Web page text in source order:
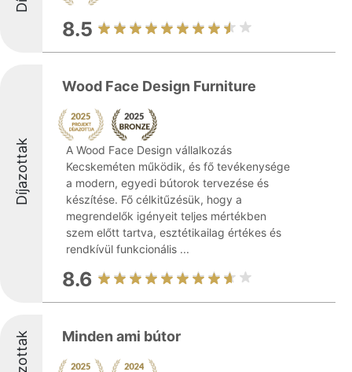
8.5
Díjazottak
Wood Face Design Furniture
A Wood Face Design vállalkozás
Kecskeméten működik, és fő tevékenysége
a modern, egyedi bútorok tervezése és
készítése. Fő célkitűzésük, hogy a
megrendelők igényeit teljes mértékben
szem előtt tartva, esztétikailag értékes és
rendkívül funkcionális ...
8.6
Minden ami bútor